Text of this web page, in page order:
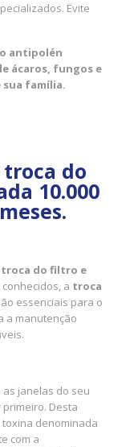
Evite
antipolén
ácaros, fungos e
sua família.
troca do
10.000
troca do filtro e
a troca
essenciais para o
a manutenção
janelas do seu
Desta
denominada
com a